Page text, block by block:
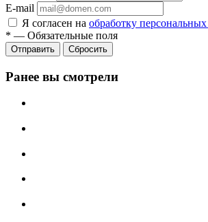
E-mail
Я согласен на обработку
* — Обязательные поля
Сбросить
Ранее вы смотрели